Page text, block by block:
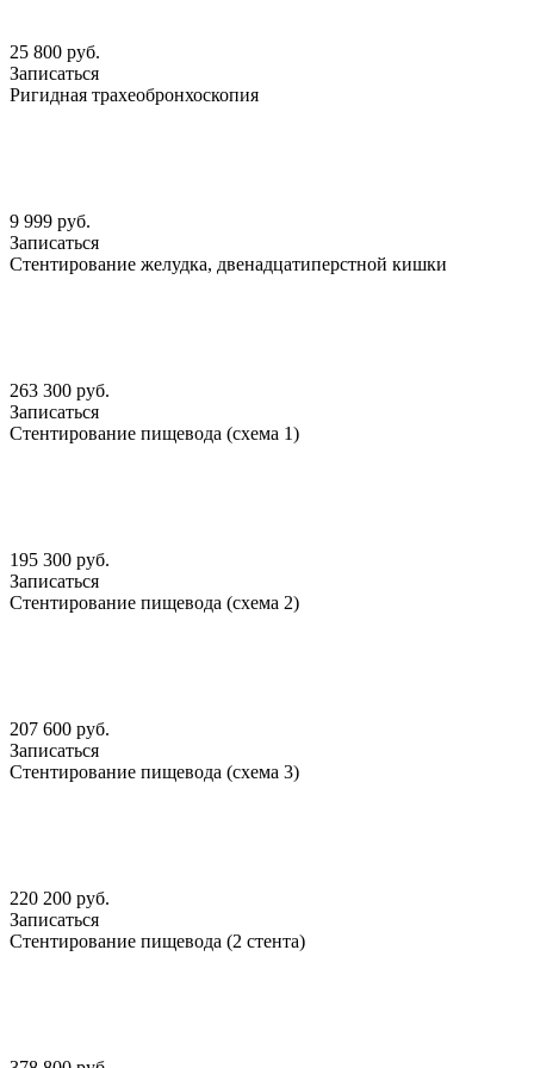
25 800 руб.
Записаться
Ригидная трахеобронхоскопия
9 999 руб.
Записаться
Стентирование желудка, двенадцатиперстной кишки
263 300 руб.
Записаться
Стентирование пищевода (схема 1)
195 300 руб.
Записаться
Стентирование пищевода (схема 2)
207 600 руб.
Записаться
Стентирование пищевода (схема 3)
220 200 руб.
Записаться
Стентирование пищевода (2 стента)